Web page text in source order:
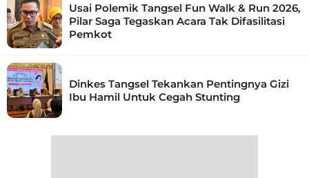
Usai Polemik Tangsel Fun Walk & Run 2026,
Pilar Saga Tegaskan Acara Tak Difasilitasi
Pemkot
Dinkes Tangsel Tekankan Pentingnya Gizi
Ibu Hamil Untuk Cegah Stunting